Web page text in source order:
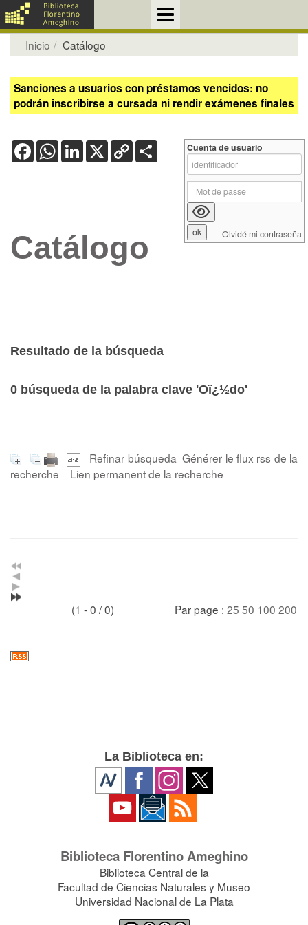
Inicio Catálogo
Sanciones a usuarios con préstamos vencidos: no
podrán inscribirse a cursada ni rendir exámenes finales
FacebookWhatsApp
LinkedIn
X Copy
Link
Catálogo
Resultado de la búsqueda
0 búsqueda de la palabra clave 'Oï¿½do'
Refinar búsqueda Générer le flux rss de la
recherche
Lien permanent de la recherche
(1 - 0 / 0) Par page : 25 50 100 200
Cuenta de usuario
Olvidé mi contraseña
La Biblioteca en:
Biblioteca Florentino Ameghino
Biblioteca Central de la
Facultad de Ciencias Naturales y Museo
Universidad Nacional de La Plata